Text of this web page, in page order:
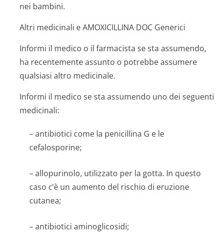
nei bambini.
Altri medicinali e AMOXICILLINA DOC Generici
Informi il medico o il farmacista se sta assumendo,
ha recentemente assunto o potrebbe assumere
qualsiasi altro medicinale.
Informi il medico se sta assumendo uno dei seguenti
medicinali:
– antibiotici come la penicillina G e le
cefalosporine;
– allopurinolo, utilizzato per la gotta. In questo
caso c’è un aumento del rischio di eruzione
cutanea;
– antibiotici aminoglicosidi;